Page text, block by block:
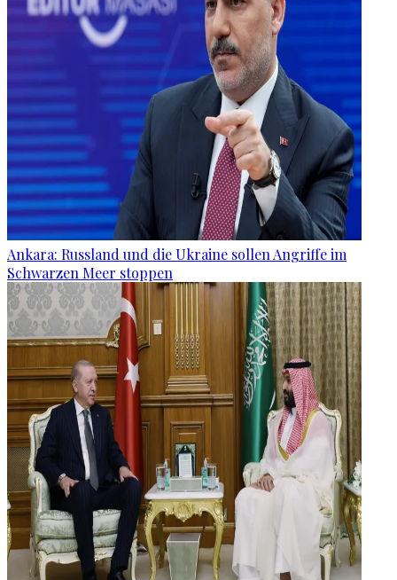
Ankara: Russland und die Ukraine sollen Angriffe im
Schwarzen Meer stoppen